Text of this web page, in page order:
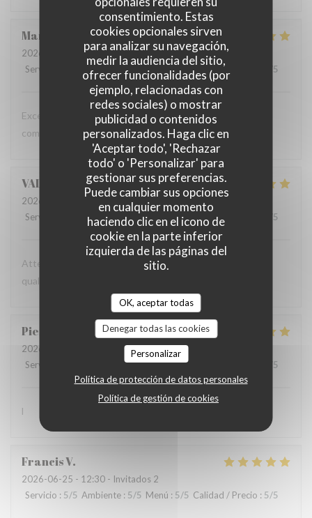
consentimiento. Estas
cookies opcionales sirven
para analizar su navegación,
medir la audiencia del sitio,
ofrecer funcionalidades (por
ejemplo, relacionadas con
redes sociales) o mostrar
publicidad o contenidos
personalizados. Haga clic en
'Aceptar todo', 'Rechazar
todo' o 'Personalizar' para
gestionar sus preferencias.
Puede cambiar sus opciones
en cualquier momento
haciendo clic en el icono de
cookie en la parte inferior
izquierda de las páginas del
sitio.
OK, aceptar todas
Denegar todas las cookies
Personalizar
Política de protección de datos personales
Política de gestión de cookies
Marta
2026-07-16
- 19:30 - Invitados 2
Servicio
Ambiente 5 Menú : 5/5 Calidad / Precio /5
Excellent food and a relaxed atmosphere - we will keep
coming back!
VALENTIN
2026-07-09
- 12:30 - Invitados 2
Servicio
Ambiente /5 Menú 5 /5 Calidad / Precio /5
Attention professionnelle, gastronomie de très bonne
qualité, prix modéré.
Pierre
2026-07-01
- 12:15 - Invitados 3
Servicio
:5/5 Menú:5/5 /5
l
FrancisV
2026-06-25 - 12:30 - Invitados 2
Servicio : 5/5 Ambiente : 5/5 Menú : 5/5 Calidad / Precio : 5/5